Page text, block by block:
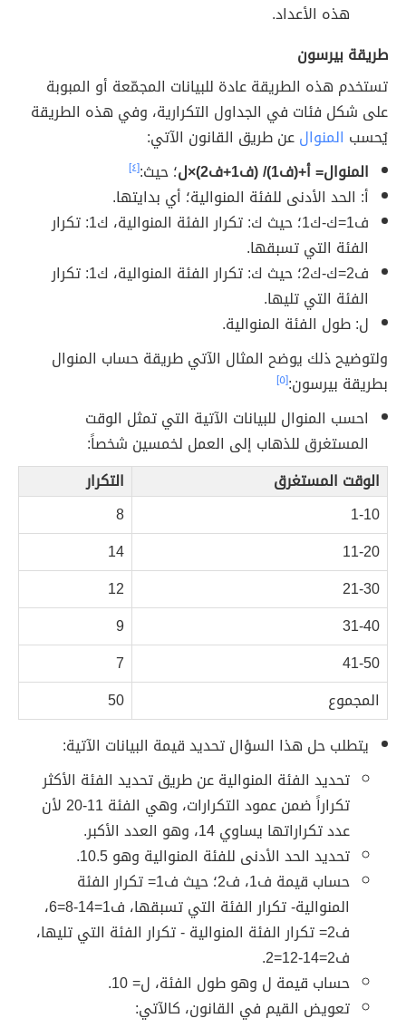
هذه الأعداد.
طريقة بيرسون
تستخدم هذه الطريقة عادة للبيانات المجمّعة أو المبوبة
على شكل فئات في الجداول التكرارية، وفي هذه الطريقة
يُحسب المنوالعن طريق القانون الآتي:
المنوال= أ+(ف1)/ (ف1+ف2)×ل
؛ حيث:[٤]
أ: الحد الأدنى للفئة المنوالية؛ أي بدايتها.
ف1=ك-ك1؛ حيث ك: تكرار الفئة المنوالية، ك1: تكرار
الفئة التي تسبقها.
ف2=ك-ك2؛ حيث ك: تكرار الفئة المنوالية، ك1: تكرار
الفئة التي تليها.
ل: طول الفئة المنوالية.
ولتوضيح ذلك يوضح المثال الآتي طريقة حساب المنوال
بطريقة بيرسون:[٥]
احسب المنوال للبيانات الآتية التي تمثل الوقت
المستغرق للذهاب إلى العمل لخمسين شخصاً:
الوقت المستغرق
التكرار
1-10
8
11-20
14
21-30
12
31-40
9
41-50
7
المجموع
50
يتطلب حل هذا السؤال تحديد قيمة البيانات الآتية:
تحديد الفئة المنوالية عن طريق تحديد الفئة الأكثر
تكراراً ضمن عمود التكرارات، وهي الفئة 11-20 لأن
عدد تكراراتها يساوي 14، وهو العدد الأكبر.
تحديد الحد الأدنى للفئة المنوالية وهو 10.5.
حساب قيمة ف1، ف2؛ حيث ف1= تكرار الفئة
المنوالية- تكرار الفئة التي تسبقها، ف1=14-8=6،
ف2= تكرار الفئة المنوالية - تكرار الفئة التي تليها،
ف2=14-12=2.
حساب قيمة ل وهو طول الفئة، ل= 10.
تعويض القيم في القانون، كالآتي: